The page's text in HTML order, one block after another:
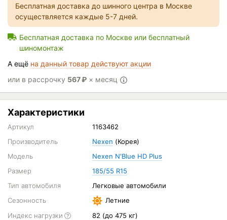
Бесплатная доставка до шинного центра в Москве
осуществляется каждые 5-7 дней.
Бесплатная доставка по Москве или бесплатный
шиномонтаж
А ещё на данный товар действуют акции
или в рассрочку 567₽ × месяц
Характеристики
Артикул
1163462
Производитель
Nexen (Корея)
Модель
Nexen N'Blue HD Plus
Размер
185/55 R15
Тип автомобиля
Легковые автомобили
Сезонность
Летние
Индекс нагрузки
82 (до 475 кг)